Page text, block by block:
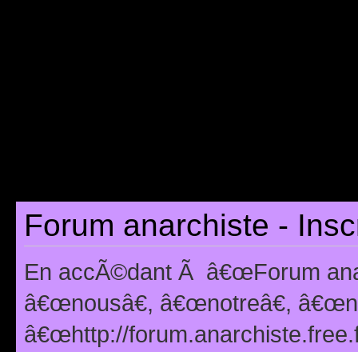
Forum anarchiste -
En accÃ©dant Ã â€œForum
â€œnousâ€, â€œnotreâ€,
â€œhttp://